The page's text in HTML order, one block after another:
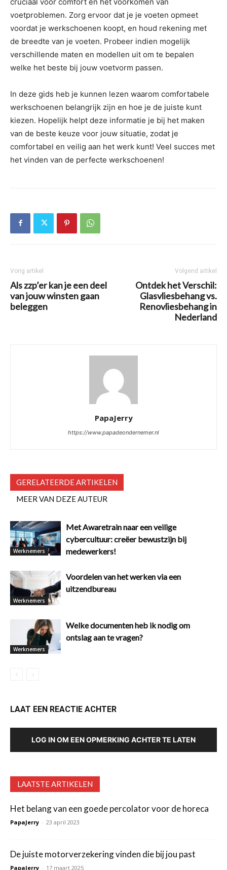
voetproblemen. Zorg ervoor dat je je voeten opmeet
voordat je werkschoenen koopt, en houd rekening met
de breedte van je voeten. Probeer indien mogelijk
verschillende maten en modellen uit om te bepalen
welke het beste bij jouw voetvorm passen.
In deze gids heb je kunnen lezen waarom comfortabele
werkschoenen belangrijk zijn en hoe je de juiste kunt
kiezen. Hopelijk helpt deze informatie je bij het maken
van de beste keuze voor jouw situatie, zodat je
comfortabel en veilig aan het werk kunt! Veel succes met
het vinden van de perfecte werkschoenen!
Vorig artikel
Als zzp’er kan je een deel
van jouw winsten gaan
beleggen
Volgend artikel
Ontdek het Verschil:
Glasvliesbehang vs.
Renovliesbehang in
Nederland
PapaJerry
https://www.papadeondernemer.nl
GERELATEERDE ARTIKELEN
MEER VAN DEZE AUTEUR
Werknemers
Met Awaretrain naar een veilige
cybercultuur: creëer bewustzijn bij
medewerkers!
Werknemers
Voordelen van het werken via een
uitzendbureau
Werknemers
Welke documenten heb ik nodig om
ontslag aan te vragen?
LAAT EEN REACTIE ACHTER
LOG IN OM EEN OPMERKING ACHTER TE LATEN
LAATSTE ARTIKELEN
Het belang van een goede percolator voor de horeca
PapaJerry - 23 april 2023
De juiste motorverzekering vinden die bij jou past
PapaJerry - 17 maart 2025